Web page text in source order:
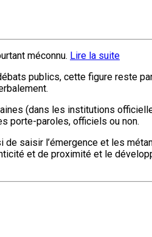
méconnu. Lire la suite
publics, cette figure reste
(dans les institutions
porte-paroles, officiels ou non.
saisir l’émergence et les
et de proximité et le